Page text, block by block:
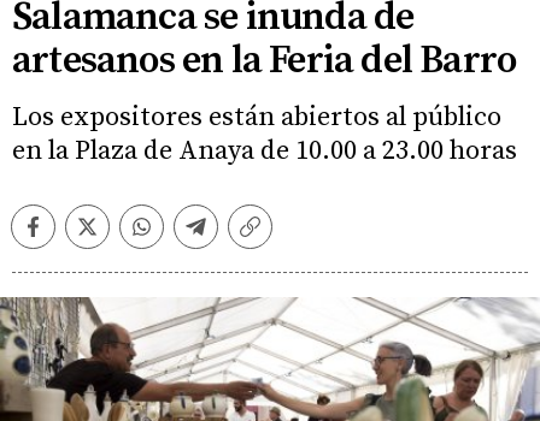
Salamanca se inunda de
artesanos en la Feria del Barro
Los expositores están abiertos al público
en la Plaza de Anaya de 10.00 a 23.00 horas
FacebookTwitterWhatsappTelegramCopiar